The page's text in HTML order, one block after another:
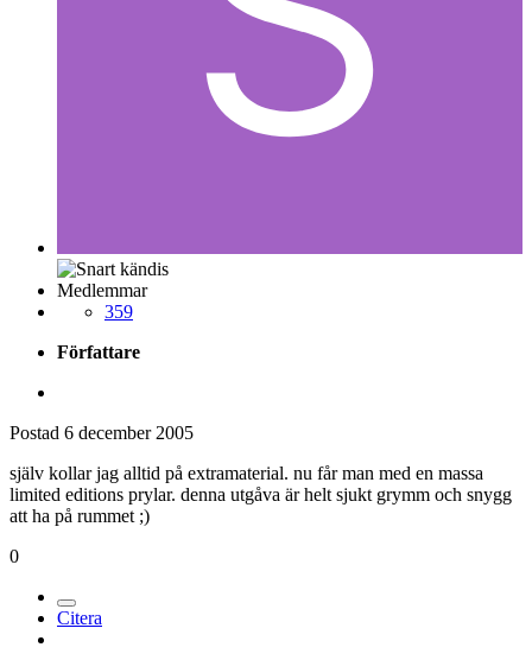
Medlemmar
359
Författare
Postad 6 december 2005
själv kollar jag alltid på extramaterial. nu får man med en massa
limited editions prylar. denna utgåva är helt sjukt grymm och snygg
att ha på rummet ;)
0
Citera